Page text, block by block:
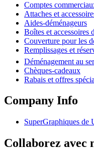
Comptes
Attaches et
Aides-déménageurs
Boîtes et accessoires
Couverture pour les
Remplissages et
Déménagement au
Chèques-cadeaux
Rabais et offres
Company Info
SuperGraphiques de
Collaborez avec